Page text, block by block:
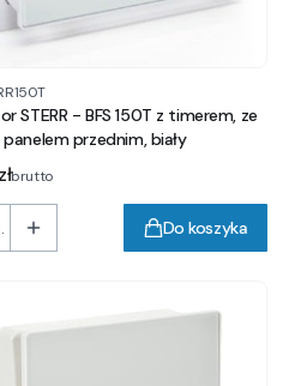
STERR - BFS 150T z timerem, ze
przednim, biały
brutto
Do koszyka